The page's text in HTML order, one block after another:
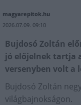
magyarepitok.hu
2026.07.09. 09:10
Bujdosó Zoltán
jó előjelnek tartja
versenyben volt a
Bujdosó Zoltán
világbajnokságon.